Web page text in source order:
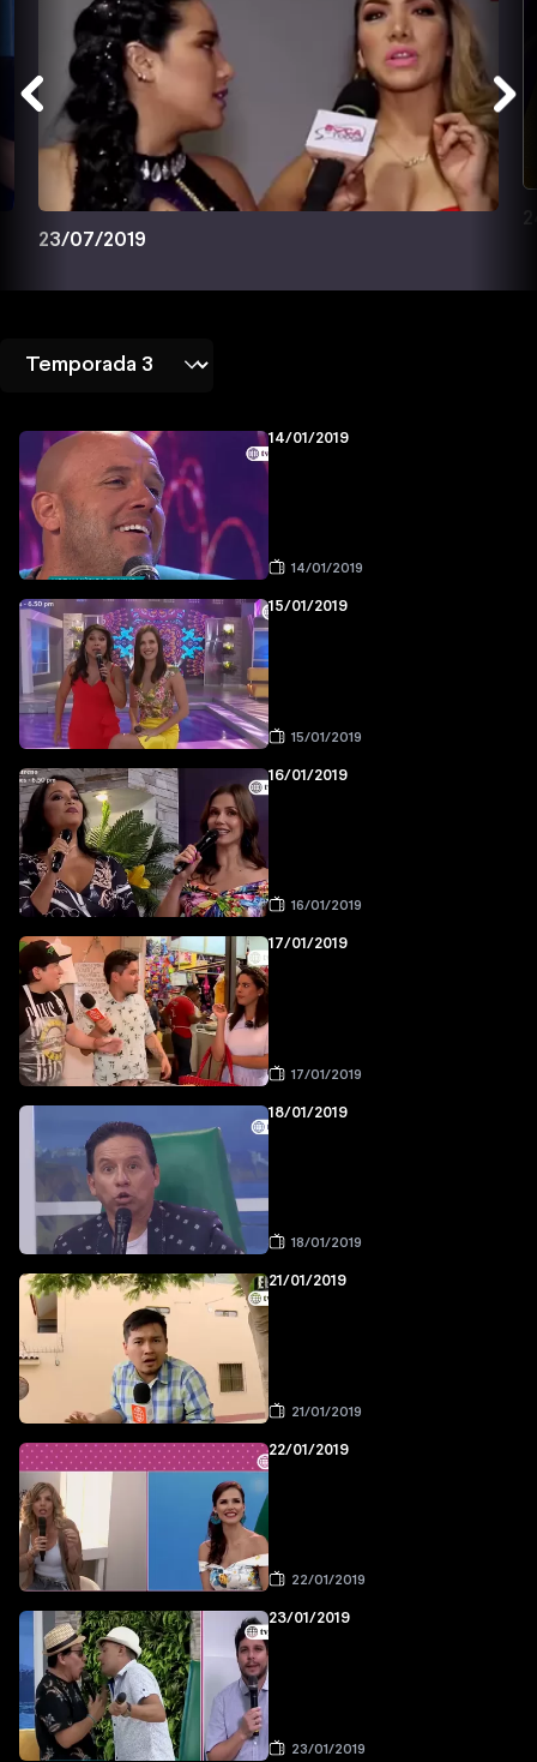
23/07/2019
14/01/2019
14/01/2019
15/01/2019
15/01/2019
16/01/2019
16/01/2019
17/01/2019
17/01/2019
18/01/2019
18/01/2019
21/01/2019
21/01/2019
22/01/2019
22/01/2019
23/01/2019
23/01/2019